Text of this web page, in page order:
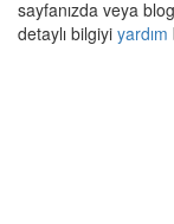
sayfanızda veya
detaylı bilgiyi yardım